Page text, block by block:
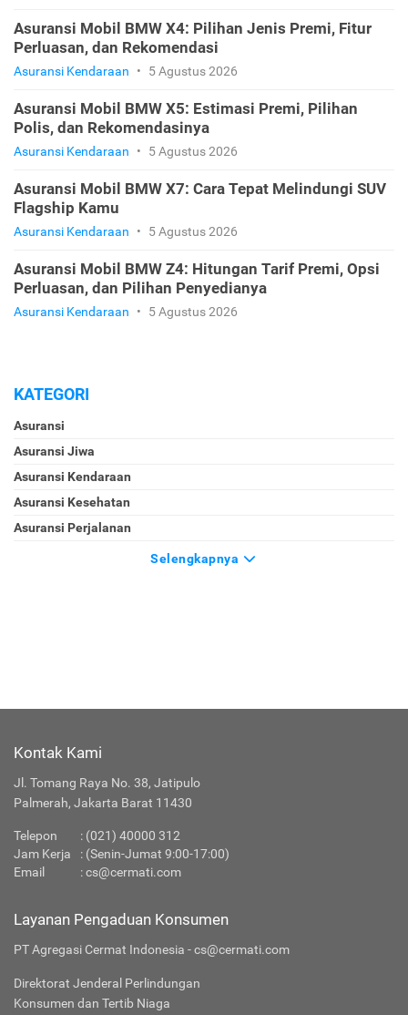
Asuransi Mobil BMW X4: Pilihan Jenis Premi, Fitur
Perluasan, dan Rekomendasi
Asuransi Kendaraan • 5 Agustus 2026
Asuransi Mobil BMW X5: Estimasi Premi, Pilihan
Polis, dan Rekomendasinya
Asuransi Kendaraan • 5 Agustus 2026
Asuransi Mobil BMW X7: Cara Tepat Melindungi SUV
Flagship Kamu
Asuransi Kendaraan • 5 Agustus 2026
Asuransi Mobil BMW Z4: Hitungan Tarif Premi, Opsi
Perluasan, dan Pilihan Penyedianya
Asuransi Kendaraan • 5 Agustus 2026
KATEGORI
Asuransi
Asuransi Jiwa
Asuransi Kendaraan
Asuransi Kesehatan
Asuransi Perjalanan
Selengkapnya
Kontak Kami
Jl. Tomang Raya No. 38, Jatipulo
Palmerah, Jakarta Barat 11430
Telepon : (021) 40000 312
Jam Kerja
: (Senin-Jumat 9:00-17:00)
Email
:cs@cermati.com
Layanan Pengaduan Konsumen
PT Agregasi Cermat Indonesia - cs@cermati.com
Direktorat Jenderal Perlindungan
Konsumen dan Tertib Niaga